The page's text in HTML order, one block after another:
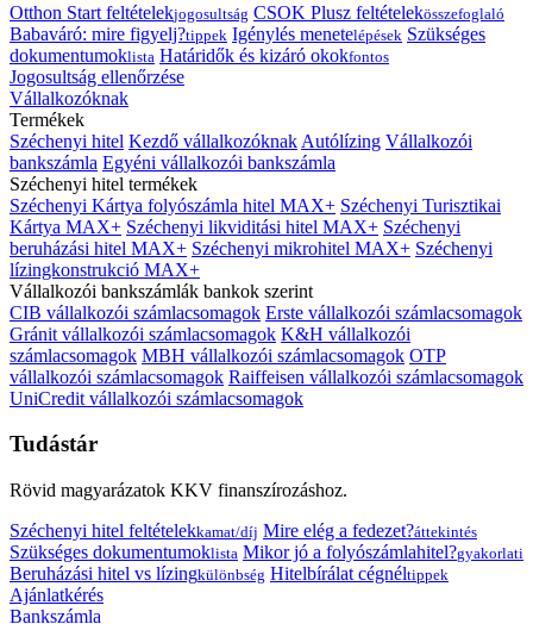
Otthon Start feltételekjogosultság CSOK Plusz feltételekösszefoglaló
Babaváró: mire figyelj?tippek Igénylés menetelépések Szükséges
dokumentumoklista Határidők és kizáró okokfontos
Jogosultság ellenőrzése
Vállalkozóknak
Termékek
Széchenyi hitel Kezdő vállalkozóknak Autólízing Vállalkozói
bankszámla Egyéni vállalkozói bankszámla
Széchenyi hitel termékek
Széchenyi Kártya folyószámla hitel MAX+ Széchenyi Turisztikai
Kártya MAX+ Széchenyi likviditási hitel MAX+ Széchenyi
beruházási hitel MAX+ Széchenyi mikrohitel MAX+ Széchenyi
lízingkonstrukció MAX+
Vállalkozói bankszámlák bankok szerint
CIB vállalkozói számlacsomagok Erste vállalkozói számlacsomagok
Gránit vállalkozói számlacsomagok K&H vállalkozói
számlacsomagok MBH vállalkozói számlacsomagok OTP
vállalkozói számlacsomagok Raiffeisen vállalkozói számlacsomagok
UniCredit vállalkozói számlacsomagok
Tudástár
Rövid magyarázatok KKV finanszírozáshoz.
Széchenyi hitel feltételekkamat/díj Mire elég a fedezet?áttekintés
Szükséges dokumentumoklista Mikor jó a folyószámlahitel?gyakorlati
Beruházási hitel vs lízingkülönbség Hitelbírálat cégnéltippek
Ajánlatkérés
Bankszámla